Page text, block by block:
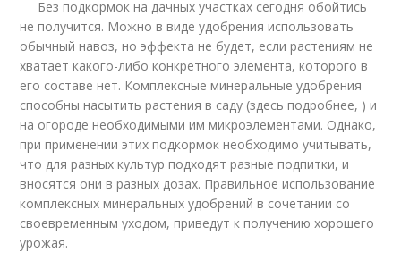
Без подкормок на дачных участках сегодня обойтись
не получится. Можно в виде удобрения использовать
обычный навоз, но эффекта не будет, если растениям не
хватает какого-либо конкретного элемента, которого в
его составе нет. Комплексные минеральные удобрения
способны насытить растения в саду (здесь подробнее, ) и
на огороде необходимыми им микроэлементами. Однако,
при применении этих подкормок необходимо учитывать,
что для разных культур подходят разные подпитки, и
вносятся они в разных дозах. Правильное использование
комплексных минеральных удобрений в сочетании со
своевременным уходом, приведут к получению хорошего
урожая.